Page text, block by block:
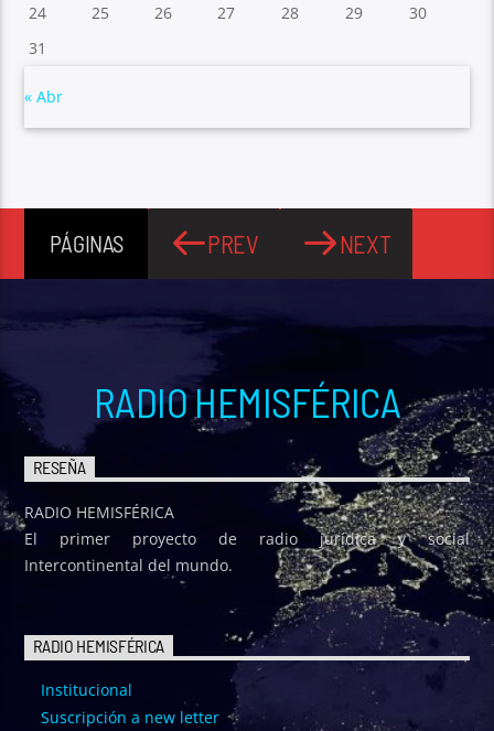
24
25 26 27 28 29
30
31
« Abr
PÁGINAS PREV NEXT
RADIO HEMISFÉRICA
RESEÑA
RADIO HEMISFÉRICA
El primer proyecto de radio jurídica y social
Intercontinental del mundo.
RADIO HEMISFÉRICA
Institucional
Suscripción a new letter